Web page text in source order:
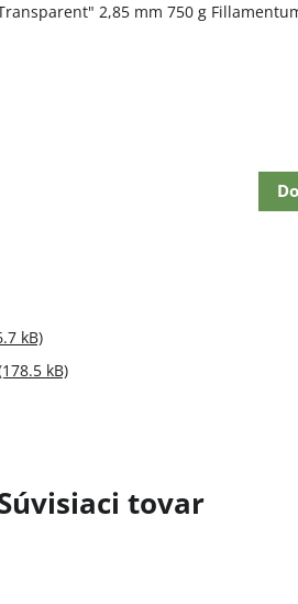
tovar
2,85 mm 750 g
kB)
kB)